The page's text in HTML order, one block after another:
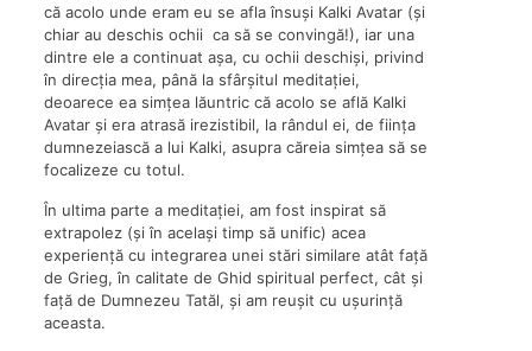
că acolo unde eram eu se afla însuși Kalki Avatar (și
chiar au deschis ochii ca să se convingă!), iar una
dintre ele a continuat așa, cu ochii deschiși, privind
în direcția mea, până la sfârșitul meditației,
deoarece ea simțea lăuntric că acolo se află Kalki
Avatar și era atrasă irezistibil, la rândul ei, de ființa
dumnezeiască a lui Kalki, asupra căreia simțea să se
focalizeze cu totul.
În ultima parte a meditației, am fost inspirat să
extrapolez (și în același timp să unific) acea
experiență cu integrarea unei stări similare atât față
de Grieg, în calitate de Ghid spiritual perfect, cât și
față de Dumnezeu Tatăl, și am reușit cu ușurință
aceasta.